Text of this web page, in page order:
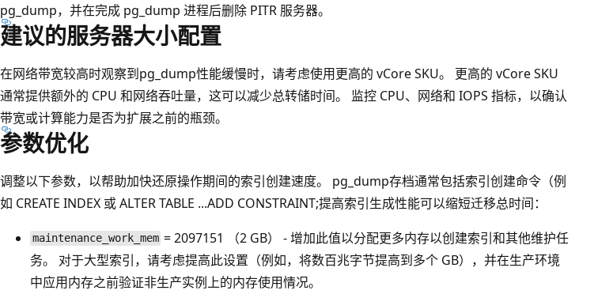
pg_dump，并在完成 pg_dump 进程后删除 PITR 服务器。
建议的服务器大小配置
在网络带宽较高时观察到pg_dump性能缓慢时，请考虑使用更高的 vCore SKU。 更高的 vCore SKU
通常提供额外的 CPU 和网络吞吐量，这可以减少总转储时间。 监控 CPU、网络和 IOPS 指标，以确认
带宽或计算能力是否为扩展之前的瓶颈。
参数优化
调整以下参数，以帮助加快还原操作期间的索引创建速度。 pg_dump存档通常包括索引创建命令（例
如 CREATE INDEX 或 ALTER TABLE ...ADD CONSTRAINT;提高索引生成性能可以缩短迁移总时间：
maintenance_work_mem = 2097151 （2 GB） - 增加此值以分配更多内存以创建索引和其他维护任
务。 对于大型索引，请考虑提高此设置（例如，将数百兆字节提高到多个 GB），并在生产环境
中应用内存之前验证非生产实例上的内存使用情况。